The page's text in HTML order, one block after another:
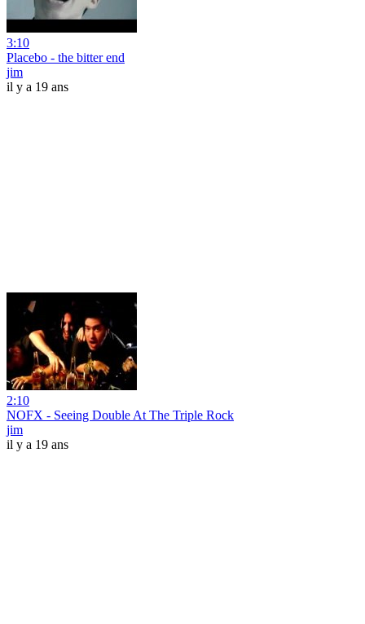
3:10
Placebo - the bitter end
jim
il y a 19 ans
2:10
NOFX - Seeing Double At The Triple Rock
jim
il y a 19 ans